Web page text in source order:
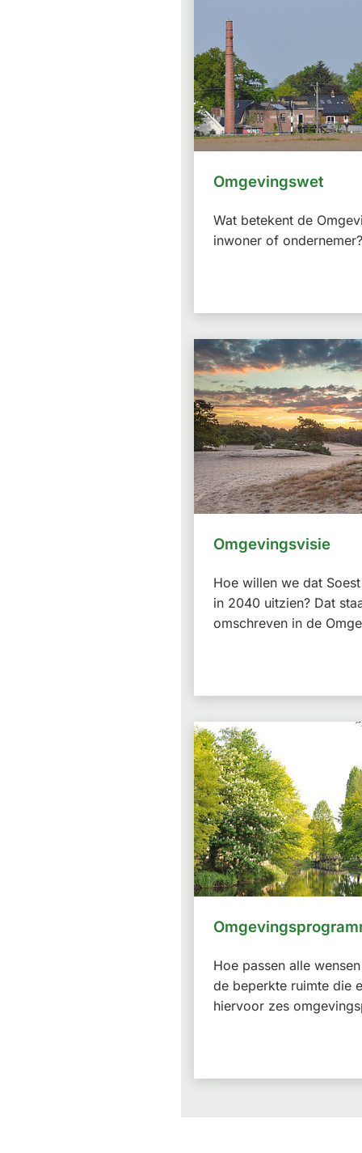
Omgevingswet
Wat betekent de
inwoner of ondernemer?
Omgevingsvisie
Hoe willen we dat
in 2040 uitzien? Dat
omschreven in de
Hoe passen alle
de beperkte ruimte die
hiervoor zes